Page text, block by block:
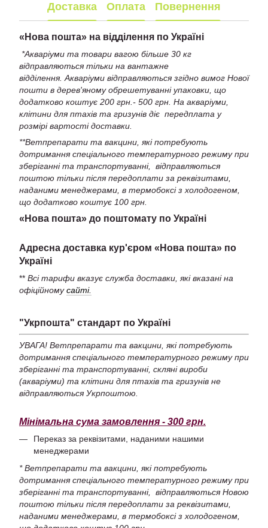
Доставка Оплата Повернення
« Нова пошта» на відділення по Україні
*Акваріуми та товари вагою більше 30 кг
відправляються тільки на вантажне
відділення. Акваріуми відправляються згідно вимог Нової
пошти в дерев'яному обрешетуванні упаковки, що
додатково коштує 200 грн.- 500 грн. На акваріуми,
клітини для птахів та гризунів діє передплата у
розмірі вартості доставки.
**Ветпрепарати та вакцини, які потребують
дотримання спеціального температурного режиму при
зберіганні та транспортуванні, відправляються
поштою тільки після передоплати за реквізитами,
наданими менеджерами, в термобоксі з холодогеном,
що додатково коштує 100 грн.
«Нова пошта» до поштомату по Україні
Адресна доставка кур'єром «Нова пошта» по
Україні
** Всі тарифи вказує служба доставки, які вказані на
офіційномусайті.
"Укрпошта" стандарт по Україні
УВАГА! Ветпрепарати та вакцини, які потребують
дотримання спеціального температурного режиму при
зберіганні та транспортуванні, скляні вироби
(акваріуми) та клітини для птахів та гризунів не
відправляються Укрпоштою.
Мінімальна сума замовлення - 300 грн.
Переказ за реквізитами, наданими нашими
менеджерами
* Ветпрепарати та вакцини, які потребують
дотримання спеціального температурного режиму при
зберіганні та транспортуванні, відправляються Новою
поштою тільки після передоплати за реквізитами,
наданими менеджерами, в термобоксі з холодогеном,